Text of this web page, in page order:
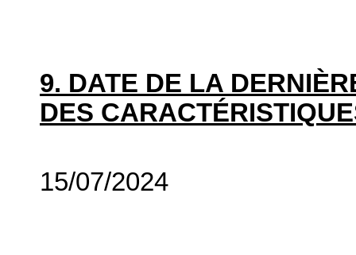
9. DATE DE LA
DES
15/07/2024